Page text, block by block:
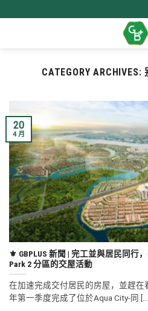
to
CATEGORY ARCHIVES:
⚜️ GBPLUS 新聞 | 完工並與居民同行
Park 2 分區的交屋活動
在加速完成交付居民的房屋，並趕在
年第一季度完成了位於Aqua City-同
20
4 月